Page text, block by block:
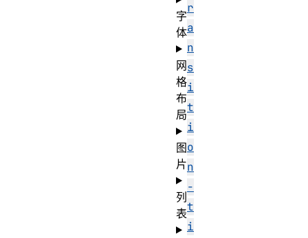
r
a
n
s
i
t
i
o
n
-
t
i
字
体
网
格
布
局
图
片
列
表